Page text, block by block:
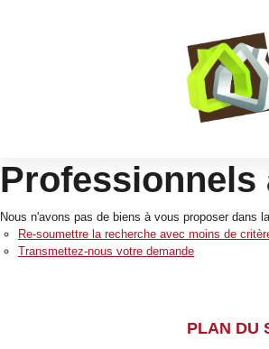
Nous n'avons pas de biens à vous proposer dans
Re-soumettre la recherche avec moins de
Transmettez-nous votre demande
PLAN DU